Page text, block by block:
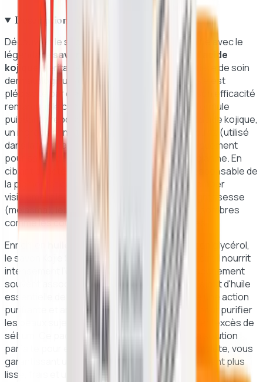
Description détaillée
Découvrez le secret d'un teint lumineux et unifié avec le
légendaire
savon éclaircissant Kojie San à l'acide
kojique . Véritable référence mondiale en matière de soin
dermatologique, ce savon culte originaire d'Asie est
plébiscité par des millions d'utilisateurs pour son efficacité
remarquable contre l'hyperpigmentation. Sa formule
puissante repose sur l'action synergique de l'acide kojique,
un ingrédient naturel issu de la fermentation du riz (utilisé
dans la fabrication du saké), reconnu scientifiquement
pour sa capacité à inhiber la production de mélanine. En
ciblant directement la tyrosinase, l'enzyme responsable de
la pigmentation cutanée, ce savon aide à estomper
visiblement les taches brunes, le masque de grossesse
(mélasma), les cicatrices d'acné et les zones sombres
comme les coudes, les genoux ou les aisselles.
Enrichi en
huile de coco de haute qualité
et en glycérol,
le savon Kojie San ne se contente pas d'éclaircir ; il nourrit
intensément l'épiderme pour prévenir le dessèchement
souvent associé aux soins clarifiants actifs. L'ajout d'huile
essentielle de Tea Tree (arbre à thé) apporte une action
purifiante et antibactérienne majeure, idéale pour purifier
les peaux sujettes aux imperfections et réguler l'excès de
sébum. Ce pack de deux savons de 65g est la solution
parfaite pour entamer une routine de soin complète, vous
garantissant un teint éclatant de santé, visiblement plus
lisse, frais et unifié au fil des utilisations.